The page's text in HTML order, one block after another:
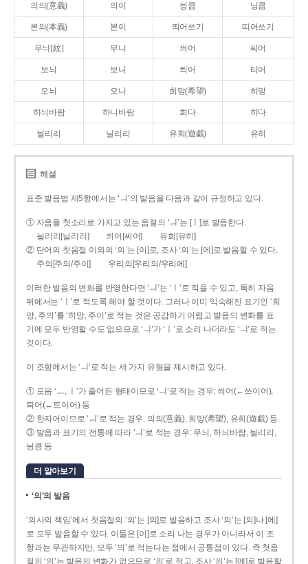
의의(意義) 의이 닁큼 닝큼
본의(本義) 본이 띄어쓰기 띠어쓰기
무늬[紋] 무니 씌어 씨어
보늬 보니 틔어 티어
오늬 오니 희망(希望) 히망
하늬바람 하니바람 희다 히다
늴리리 닐리리 유희(遊戱) 유히
해설
표준 발음법 제5항에서는 ‘ㅢ’의 발음을 다음과 같이 규정하고 있다.
① 자음을 첫소리로 가지고 있는 음절의 ‘ㅢ’는 [ㅣ]로 발음한다.
늴리리[닐리리]
씌어[씨어]
유희[유히]
② 단어의 첫음절 이외의 ‘의’는 [이]로, 조사 ‘의’는 [에]로 발음할 수 있다.
주의[주의/주이]
우리의[우리의/우리에]
이러한 발음의 변화를 반영한다면 ‘ㅢ’는 ‘ㅣ’로 적을 수 있고, 특히 자음
뒤에서는 ‘ㅣ’로 적도록 해야 할 것이다. 그러나 이미 익숙해진 표기인 ‘희
망, 주의’를 ‘히망, 주이’로 적는 것은 공감하기 어렵고 발음의 변화를 표
기에 모두 반영할 수도 없으므로 ‘ㅢ’가 ‘ㅣ’로 소리 나더라도 ‘ㅢ’로 적는
것이다.
이 조항에서는 ‘ㅢ’로 적는 세 가지 유형을 제시하고 있다.
① 모음 ‘ㅡ, ㅣ’가 줄어든 형태이므로 ‘ㅢ’로 적는 경우: 씌어(←쓰이어),
틔어(←트이어) 등
② 한자어이므로 ‘ㅢ’로 적는 경우: 의의(意義), 희망(希望), 유희(遊戱) 등
③ 발음과 표기의 전통에 따라 ‘ㅢ’로 적는 경우: 무늬, 하늬바람, 늴리리,
닁큼 등
더 알아보기
‘의’의 발음
‘의사의 책임’에서 첫음절의 ‘의’는 [의]로 발음하고 조사 ‘의’는 [의]나 [에]
로 모두 발음할 수 있다. 이들은 [이]로 소리 나는 경우가 아니라서 이 조
항과는 무관하지만, 모두 ‘의’로 적는다는 점에서 공통점이 있다. 즉 첫음
절의 ‘의’는 발음의 변화가 없으므로 ‘의’로 적고, 조사 ‘의’는 [에]로 발음할